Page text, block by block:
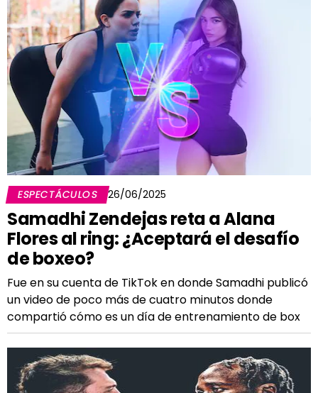
ESPECTÁCULOS 26/06/2025
Samadhi Zendejas reta a Alana
Flores al ring: ¿Aceptará el desafío
de boxeo?
Fue en su cuenta de TikTok en donde Samadhi publicó
un video de poco más de cuatro minutos donde
compartió cómo es un día de entrenamiento de box